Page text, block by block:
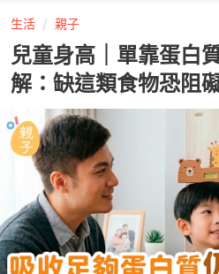
生活 親子
兒童身高｜單靠蛋白
解：缺這類食物恐阻